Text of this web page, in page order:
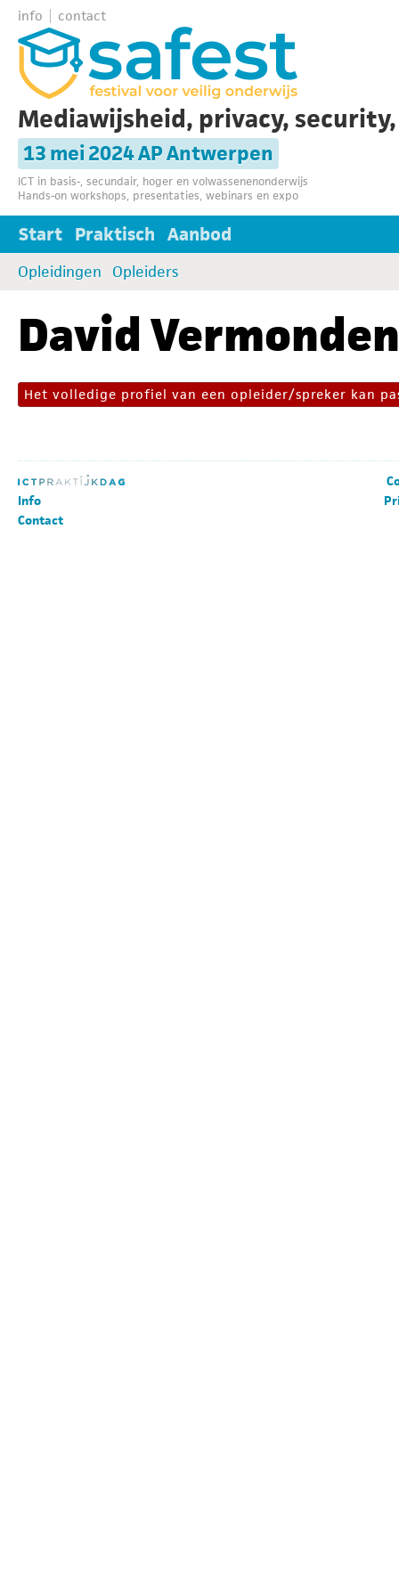
info contact
Mediawijsheid, privacy,
13 mei 2024 AP Antwerpen
ICT in basis-, secundair, hoger en volwassenenonderwijs
Hands-on workshops, presentaties, webinars en expo
Start Praktisch Aanbod
Opleidingen Opleiders
David Vermonden
Het volledige profiel van een opleider/spreker kan
Info
Contact